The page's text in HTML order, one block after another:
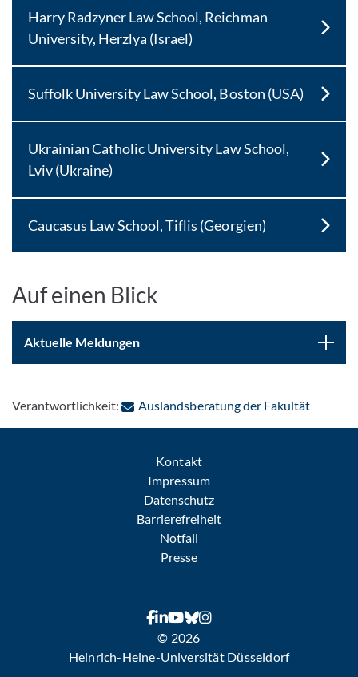
Harry Radzyner Law School, Reichman
University, Herzlya (Israel)
Suffolk University Law School, Boston (USA)
Ukrainian Catholic University Law School,
Lviv (Ukraine)
Caucasus Law School, Tiflis (Georgien)
Auf einen Blick
Aktuelle Meldungen
Verantwortlichkeit: Auslandsberatung der Fakultät: Per E-
Kontakt
Impressum
Datenschutz
Barrierefreiheit
Notfall
Presse
© 2026
Heinrich-Heine-Universität Düsseldorf